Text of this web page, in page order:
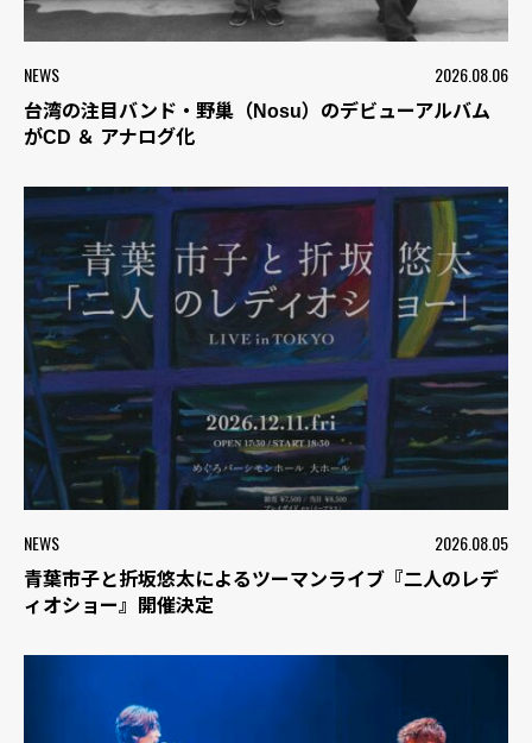
NEWS 2026.08.06
台湾の注目バンド・野巢（Nosu）のデビューアルバム
がCD ＆ アナログ化
NEWS 2026.08.05
青葉市子と折坂悠太によるツーマンライブ『二人のレデ
ィオショー』開催決定